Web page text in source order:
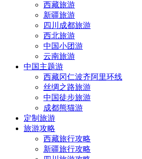
西藏旅游
新疆旅游
四川成都旅游
西北旅游
中国小团游
云南旅游
中国主题游
西藏冈仁波齐阿里环线
丝绸之路旅游
中国徒步旅游
成都熊猫游
定制旅游
旅游攻略
西藏旅行攻略
新疆旅行攻略